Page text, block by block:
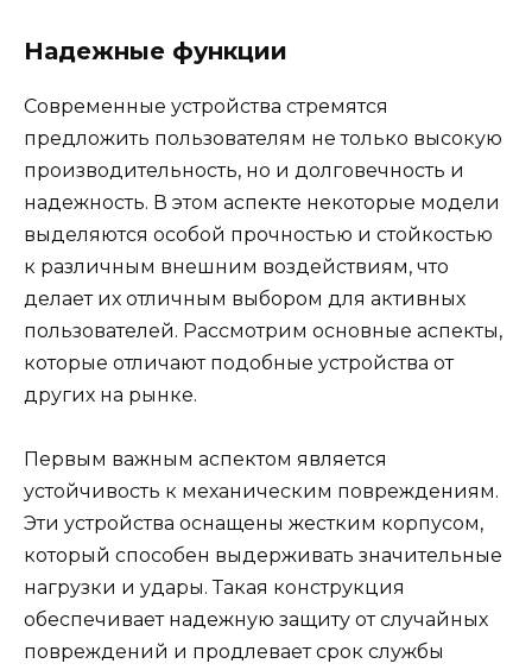
Надежные функции
Современные устройства стремятся
предложить пользователям не только высокую
производительность, но и долговечность и
надежность. В этом аспекте некоторые модели
выделяются особой прочностью и стойкостью
к различным внешним воздействиям, что
делает их отличным выбором для активных
пользователей. Рассмотрим основные аспекты,
которые отличают подобные устройства от
других на рынке.
Первым важным аспектом является
устойчивость к механическим повреждениям.
Эти устройства оснащены жестким корпусом,
который способен выдерживать значительные
нагрузки и удары. Такая конструкция
обеспечивает надежную защиту от случайных
повреждений и продлевает срок службы